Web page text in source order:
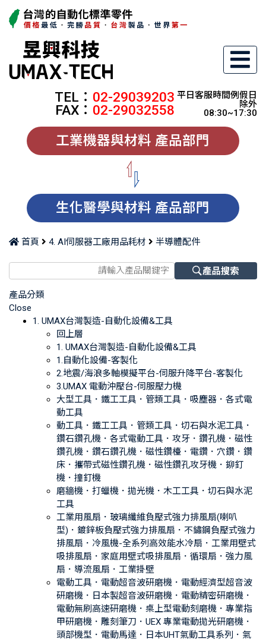
TEL： 02-29039203
FAX： 02-29032558
平日客服時間例假日
除外
08:30~17:30
工業機器與材料 產品部門
生化醫學與材料 產品部門
首頁 4. AI伺服器工廠用品耗材 半導體配件
產品分類
Close
1. UMAX台灣製造-自動化設備&工具
回上層
1. UMAX台灣製造-自動化設備&工具
1.自動化設備-客製化
2.地震/海浪多軸模擬平台-伺服升降平台-客製化
3.UMAX 電動沖壓台-伺服壓力機
大型工具．鐵工工具．管類工具．吸塵器．各式電
動工具
動工具．鐵工工具．管類工具．切石與水泥工具．
鑽石鑽孔機．各式電動工具．攻牙．鑽孔機．磁性
鑽孔機．鑽石鑽孔機．磁性鑽檯．電鑽．穴鑽．鑽
床．攜帶式磁性鑽孔機．磁性鑽孔攻牙機．鉚釘
機．撞釘機
磨牆機．打蠟機．拋光機．木工工具．切石與水泥
工具
工業用風扇．玻璃纖維負壓式強力排風扇(喇叭
型)．鍍鋅板負壓式強力排風扇．不鏽鋼負壓式強力
排風扇．冷風機-全系列高效能水冷扇．工業用壁式
吸排風扇．家庭用壁式吸排風扇．循環扇．強力風
扇．導流風扇．工業掛壁
電動工具．電動超音波研磨機．電動經濟型超音波
研磨機．日本製超音波研磨機．電動精密研磨機．
電動無刷高速研磨機．桌上型電動刻磨機．專業指
甲研磨機．雕刻筆刀．UEX 專業電動拋光研磨機．
頭部機型．電動馬達．日本UHT氣動工具系列．氣